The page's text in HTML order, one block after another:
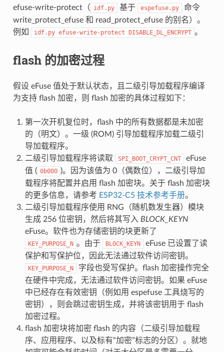
efuse-write-protect（
idf.py 基于 espefuse.py
命令
write_protect_efuse 和 read_protect_efuse 的别名）。
例如
idf.py efuse-write-protect DISABLE_DL_ENCRYPT 。
flash 的加密过程
假设 eFuse 值处于默认状态，且二级引导加载程序编译
为支持 flash 加密，则 flash 加密的具体过程如下：
第一次开机复位时，flash 中的所有数据都是未加密
的（明文）。一级 (ROM) 引导加载程序加载二级引
导加载程序。
二级引导加载程序将读取
SPI_BOOT_CRYPT_CNT
eFuse
值 ( 0b000 )。因为该值为 0（偶数位），二级引导加
载程序将配置并启用 flash 加密块。关于 flash 加密块
的更多信息，请参考 ESP32-C5 技术参考手册。
二级引导加载程序使用 RNG（随机数发生器）模块
生成 256 位密钥，然后将其写入 BLOCK_KEYN
eFuse。软件也为存储密钥的块更新了
KEY_PURPOSE_N 。由于 BLOCK_KEYN
eFuse 已设置了读
保护和写保护位，因此无法通过软件访问密钥。
KEY_PURPOSE_N
字段也受写保护。flash 加密操作完全
在硬件中完成，无法通过软件访问密钥。如果 eFuse
中已经存在有效密钥（例如用 espefuse 工具烧写的
密钥），则会跳过密钥生成，并将该密钥用于 flash
加密过程。
flash 加密块将加密 flash 的内容（二级引导加载程
序、应用程序、以及标有“加密”标志的分区）。就地